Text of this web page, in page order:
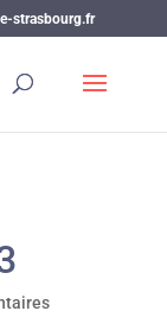
strasbourg.fr